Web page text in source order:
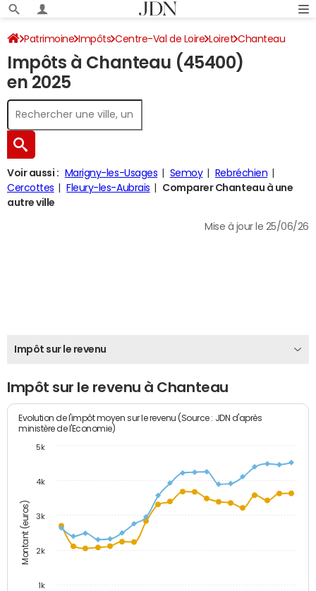
Patrimoine Impôts Centre-Val de Loire Loiret Chanteau
Impôt sur le revenu
Impôts à Chanteau (45400)
en 2025
Voir aussi : Marigny-les-Usages Semoy
Rebréchien
Cercottes
Fleury-les-Aubrais
Comparer Chanteau à une
autre ville
Mise à jour le 25/06/26
Impôt sur le revenu
Impôt sur le revenu à Chanteau
Montant (euros)
Evolution de l'impôt moyen sur le revenu (Source : JDN d'après
ministère de l'Economie)
1k
2k
3k
4k
5k